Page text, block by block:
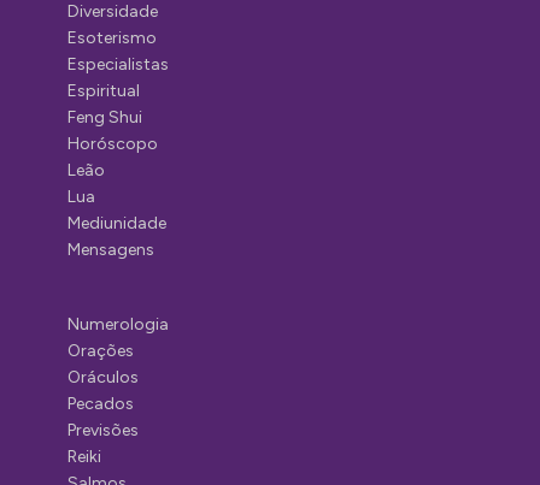
Diversidade
Esoterismo
Especialistas
Espiritual
Feng Shui
Horóscopo
Leão
Lua
Mediunidade
Mensagens
Numerologia
Orações
Oráculos
Pecados
Previsões
Reiki